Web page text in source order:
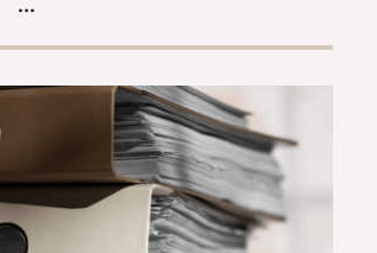
сотрудники нашей компании с